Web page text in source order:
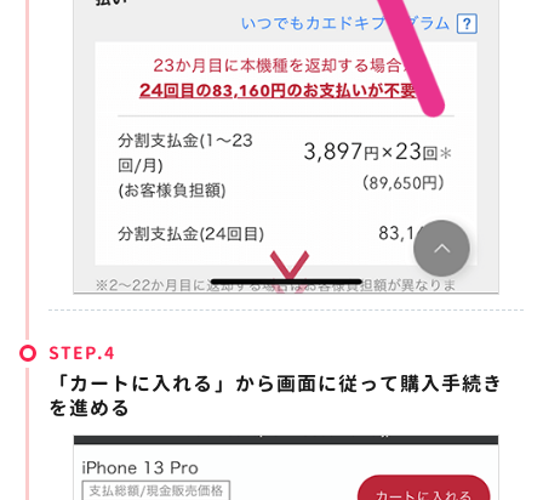
STEP.
「カートに入れる」から画面に従って購入手続き
を進める